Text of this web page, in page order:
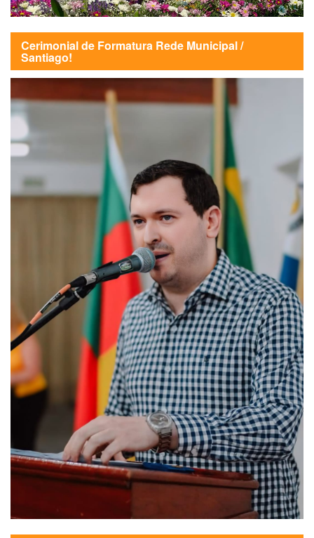
Cerimonial de Formatura Rede Municipal /
Santiago!